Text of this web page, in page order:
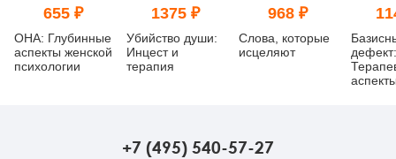
655 ₽
ОНА: Глубинные
аспекты женской
психологии
1375 ₽
Убийство души:
Инцест и
терапия
968 ₽
Слова, которые
исцеляют
дефект:
+7 (495) 540-57-27